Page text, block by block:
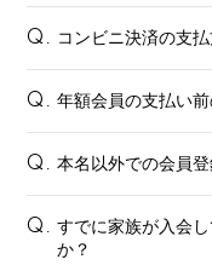
Q. コンビニ決済の支
Q. 年額会員の支払い
Q. 本名以外での会員
Q. すでに家族が入会
か？